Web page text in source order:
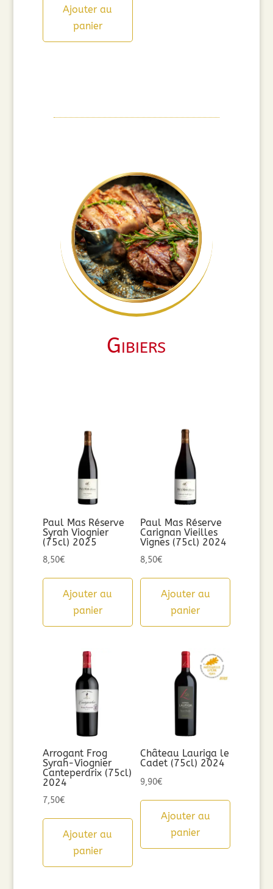
initial
était :
actuel
est :
Ajouter au
panier
Gibiers
Paul Mas Réserve
Syrah Viognier
(75cl) 2025
8,50€
Ajouter au
panier
Paul Mas Réserve
Carignan Vieilles
Vignes (75cl) 2024
8,50€
Ajouter au
panier
Arrogant Frog
Syrah-Viognier
Canteperdrix (75cl)
2024
7,50€
Ajouter au
panier
Château Lauriga le
Cadet (75cl) 2024
9,90€
Ajouter au
panier